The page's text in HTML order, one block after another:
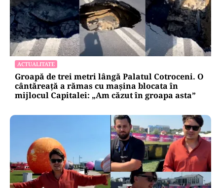
ACTUALITATE
Groapă de trei metri lângă Palatul Cotroceni. O
cântăreață a rămas cu mașina blocata în
mijlocul Capitalei: „Am căzut în groapa asta”